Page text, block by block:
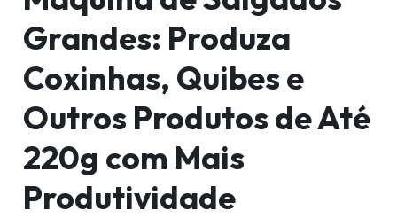
Grandes: Produza
Coxinhas, Quibes e
Outros Produtos de Até
220g com Mais
Produtividade